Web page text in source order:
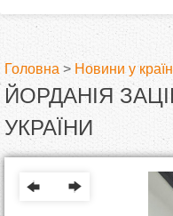
В
Головна > Новини у
ЙОРДАНІЯ
УКРАЇНИ